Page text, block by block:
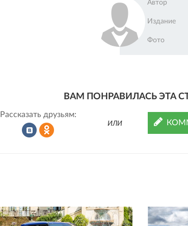
Автор
Издание
Фото
ВАМ ПОНРАВИЛАСЬ ЭТА
Рассказать друзьям:
ИЛИ